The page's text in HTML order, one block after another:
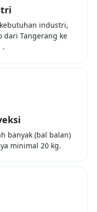
industri,
dari Tangerang ke
.
banyak (bal balan)
minimal 20 kg.